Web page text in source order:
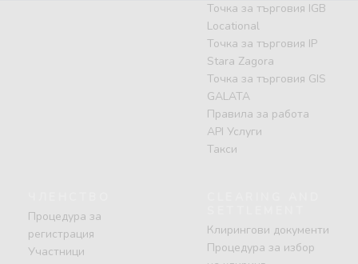
Точка за търговия IGB
Locational
Точка за търговия IP
Stara Zagora
Точка за търговия GIS
GALATA
Правила за работа
API Услуги
Такси
Процедура за
регистрация
Участници
Клирингови документи
Процедура за избор